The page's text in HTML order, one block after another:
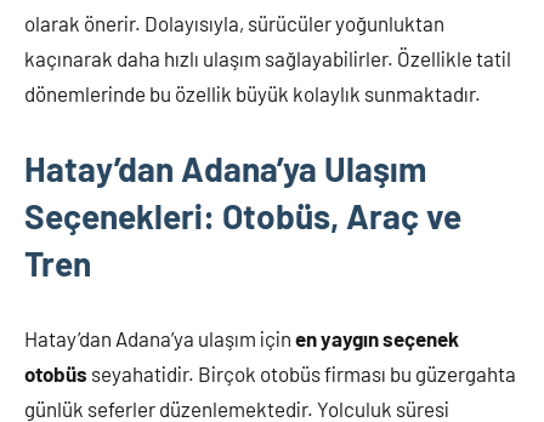
olarak önerir. Dolayısıyla, sürücüler yoğunluktan
kaçınarak daha hızlı ulaşım sağlayabilirler. Özellikle tatil
dönemlerinde bu özellik büyük kolaylık sunmaktadır.
Hatay’dan Adana’ya Ulaşım
Seçenekleri: Otobüs, Araç ve
Tren
Hatay’dan Adana’ya ulaşım için en yaygın seçenek
otobüs seyahatidir. Birçok otobüs firması bu güzergahta
günlük seferler düzenlemektedir. Yolculuk süresi